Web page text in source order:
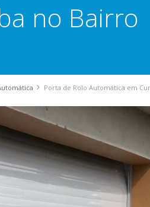
no Bairro
Porta de Rolo Automática em Curitiba no Bairro